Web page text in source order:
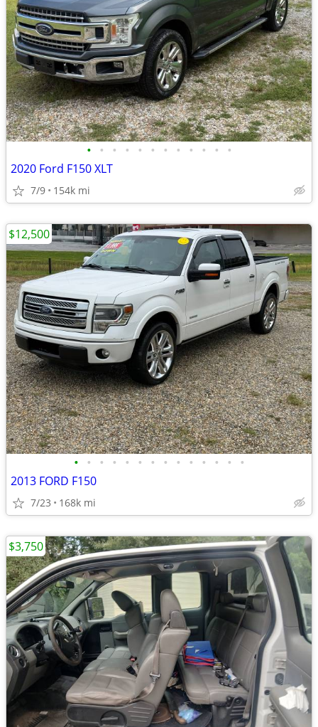
• • • • • • • • • • • •
2020 Ford F150 XLT
7/9 154k mi
• • • • • • • • • • • • • •
2013 FORD F150
7/23 168k mi
$12,500
$3,750